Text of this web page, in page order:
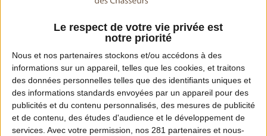
Le respect de votre vie privée est
notre priorité
Nous et nos partenaires stockons et/ou accédons à des
informations sur un appareil, telles que les cookies, et traitons
des données personnelles telles que des identifiants uniques et
des informations standards envoyées par un appareil pour des
publicités et du contenu personnalisés, des mesures de publicité
et de contenu, des études d'audience et le développement de
services. Avec votre permission, nos 281 partenaires et nous-